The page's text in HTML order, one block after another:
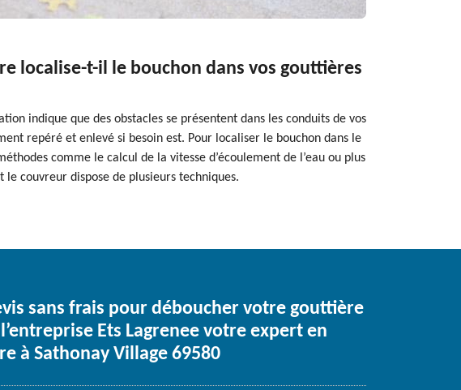
localise-t-il le bouchon dans vos gouttières
indique que des obstacles se présentent dans les conduits de vos
repéré et enlevé si besoin est. Pour localiser le bouchon dans le
comme le calcul de la vitesse d’écoulement de l’eau ou plus
couvreur dispose de plusieurs techniques.
sans frais pour déboucher votre gouttière
Ets Lagrenee votre expert en
à Sathonay Village 69580